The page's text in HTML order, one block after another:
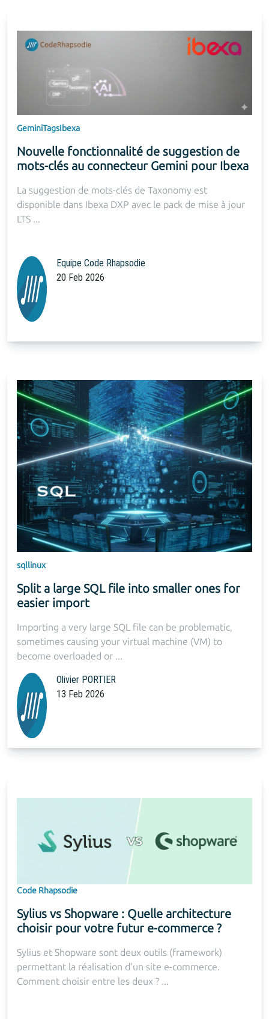
GeminiTagsIbexa
Nouvelle fonctionnalité de suggestion de
mots-clés au connecteur Gemini pour Ibexa
La suggestion de mots-clés de Taxonomy est
disponible dans Ibexa DXP avec le pack de mise à jour
LTS ...
Equipe Code Rhapsodie
20 Feb 2026
sqllinux
Split a large SQL file into smaller ones for
easier import
Importing a very large SQL file can be problematic,
sometimes causing your virtual machine (VM) to
become overloaded or ...
Olivier PORTIER
13 Feb 2026
Code Rhapsodie
Sylius vs Shopware : Quelle architecture
choisir pour votre futur e-commerce ?
Sylius et Shopware sont deux outils (framework)
permettant la réalisation d'un site e-commerce.
Comment choisir entre les deux ? ...